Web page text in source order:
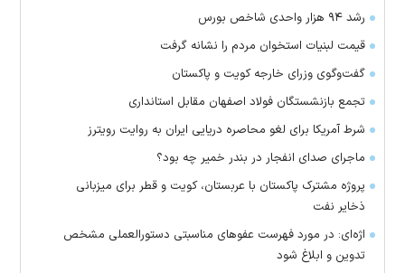
رشد ۹۴ هزار واحدی شاخص بورس
قیمت لبنیات استخوان مردم را نشانه گرفت
گفت‌وگوی وزرای خارجه کویت و پاکستان
تجمع بازنشستگان فولاد اصفهان مقابل استانداری
شرط آمریکا برای لغو محاصره دریایی ایران به روایت رویترز
ماجرای صدای انفجار در بندر خمیر چه بود؟
پروژه مشترک پاکستان با عربستان، کویت و قطر برای میزبانی
ذخایر نفت
اژه‌ای: در مورد فهرست عفو‌های مناسبتی دستورالعملی مشخص
تدوین و ابلاغ شود